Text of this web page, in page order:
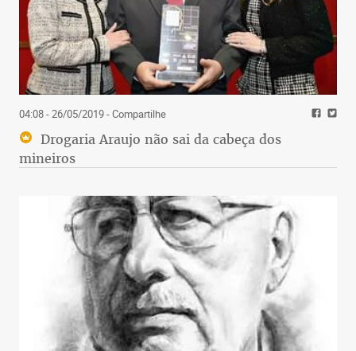
04:08 - 26/05/2019- Compartilhe
Drogaria Araujo não sai da cabeça dos
mineiros